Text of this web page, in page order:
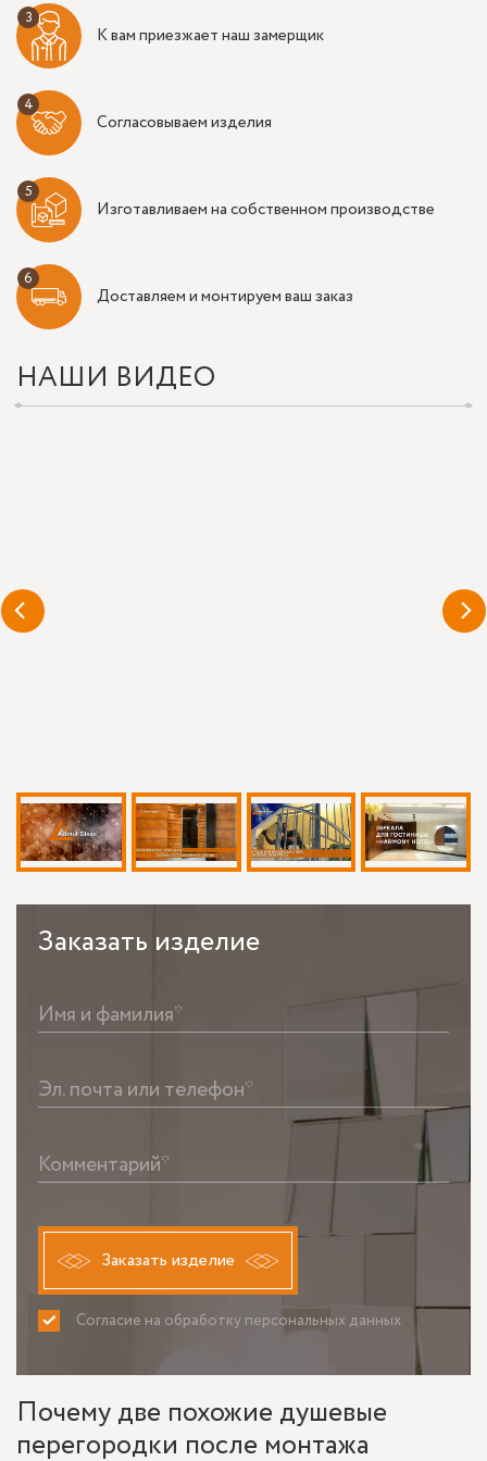
К вам приезжает наш замерщик
Согласовываем изделия
Изготавливаем на собственном производстве
Доставляем и монтируем ваш заказ
НАШИ ВИДЕО
Заказать изделие
Имя и фамилия*
Эл. почта или телефон*
Комментарий*
Заказать изделие
Согласие на обработку персональных данных
ПРИНИМАЮ НЕ ПРИНИМАЮ
Почему две похожие душевые
перегородки после монтажа